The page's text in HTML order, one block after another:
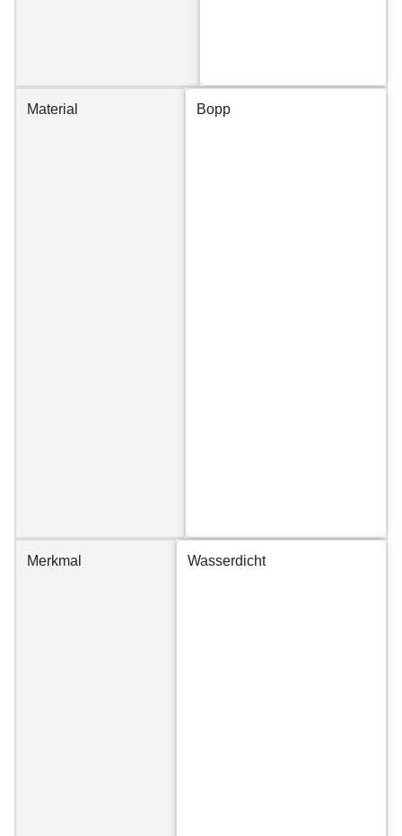
Material Bopp
Merkmal Wasserdicht